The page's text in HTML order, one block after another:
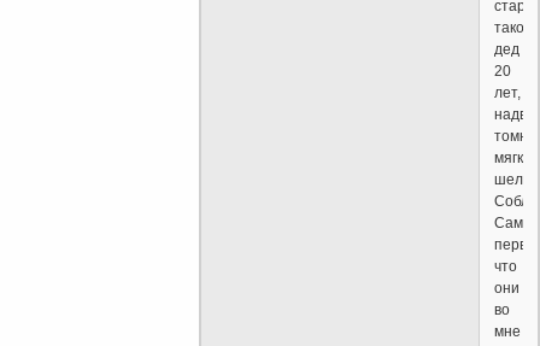
такой
дед
20
лет,
Самое
что
они
во
мне